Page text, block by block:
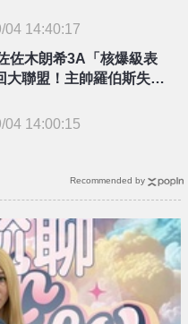
04 14:40:17
佐木朗希3A「核爆級表
大聯盟！主帥羅伯斯失望
04 14:00:15
Recommended by